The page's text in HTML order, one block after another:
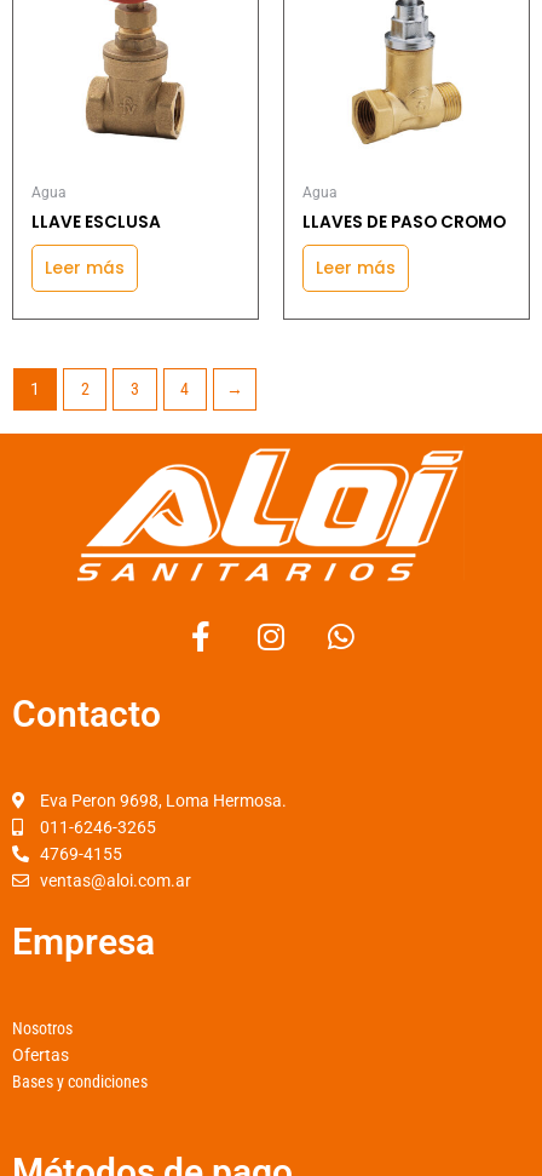
Agua
LLAVE ESCLUSA
Leer más
Agua
LLAVES DE PASO CROMO
Leer más
1 2 3 4 →
F
a
o
I
n
r
W
h
Contacto
Eva Peron 9698, Loma Hermosa.
011-6246-3265
4769-4155
ventas@aloi.com.ar
Empresa
Nosotros
Ofertas
Bases y condiciones